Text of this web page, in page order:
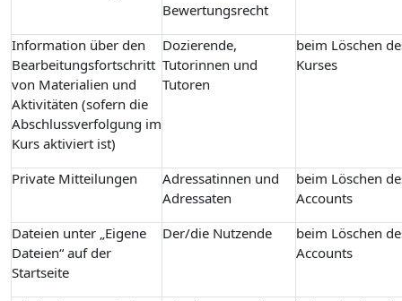
Bewertungsrecht
Information über den
Bearbeitungsfortschritt
von Materialien und
Aktivitäten (sofern die
Abschlussverfolgung im
Kurs aktiviert ist)
Dozierende,
Tutorinnen und
Tutoren
beim Löschen
Kurses
Private Mitteilungen
Adressatinnen und
Adressaten
beim Löschen
Accounts
Dateien unter „Eigene
Dateien“ auf der
Startseite
Der/die Nutzende
beim Löschen
Accounts